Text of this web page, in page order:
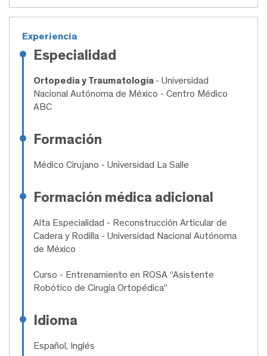
Experiencia
Especialidad
Ortopedia y Traumatología - Universidad
Nacional Autónoma de México - Centro Médico
ABC
Formación
Médico Cirujano - Universidad La Salle
Formación médica adicional
Alta Especialidad - Reconstrucción Articular de
Cadera y Rodilla - Universidad Nacional Autónoma
de México
Curso - Entrenamiento en ROSA “Asistente
Robótico de Cirugía Ortopédica”
Idioma
Español, Inglés